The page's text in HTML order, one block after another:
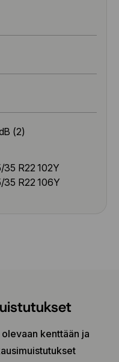
(2)
35 R22 102Y
35 R22 106Y
kenttään ja